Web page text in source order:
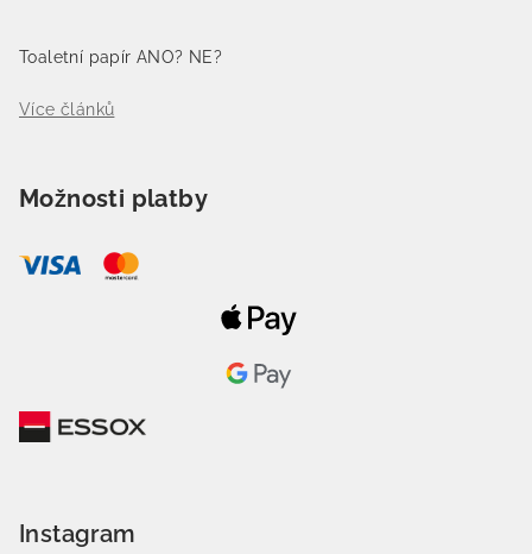
Toaletní papír ANO? NE?
Více článků
Možnosti platby
Instagram